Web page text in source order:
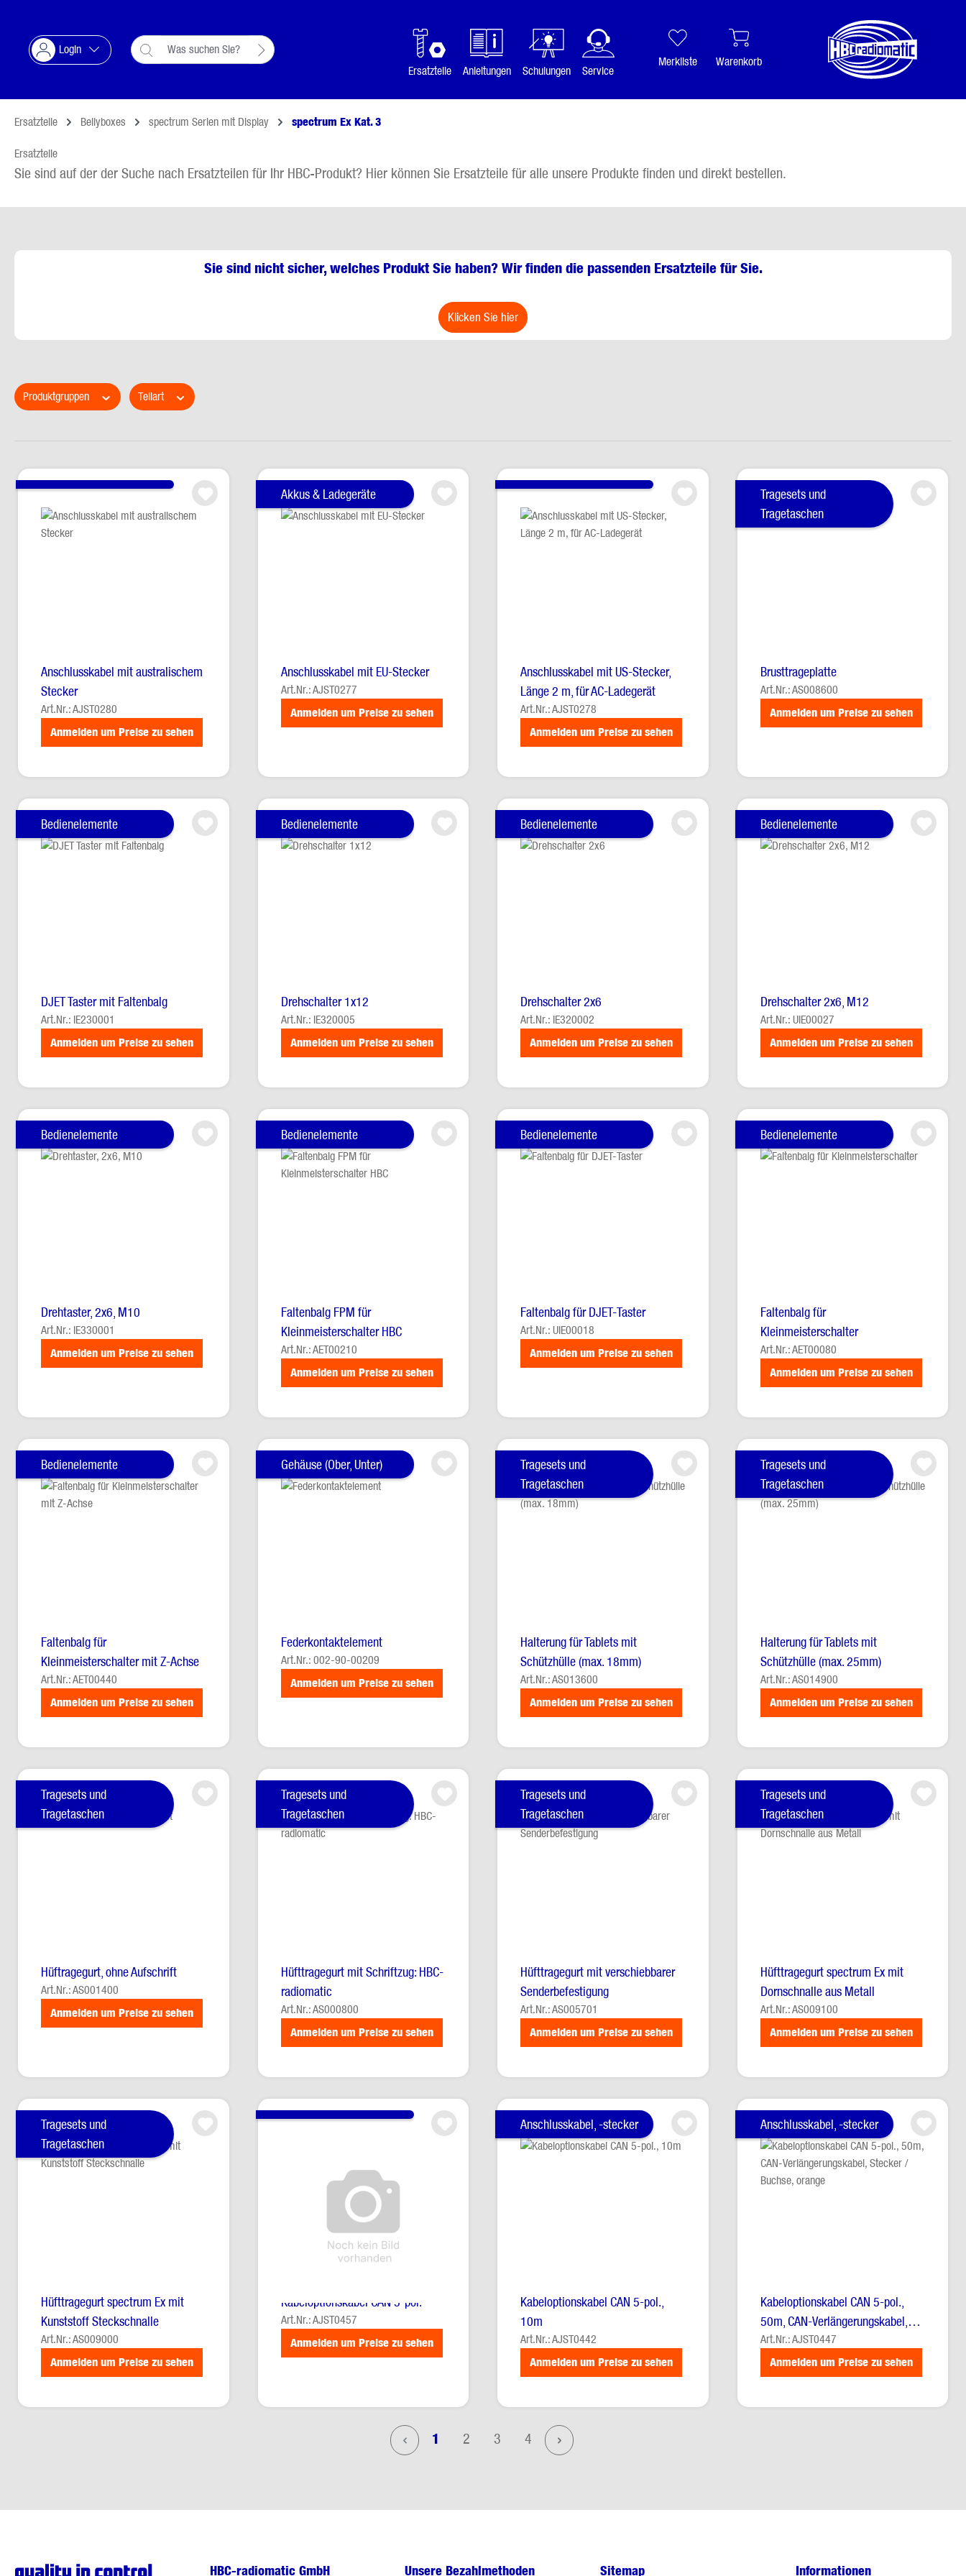
Login
Ersatzteile
Anleitungen Schulungen Service
Merkliste Warenkorb
Ersatzteile Bellyboxes spectrum Serien mit Display spectrum Ex Kat. 3
Ersatzteile
Sie sind auf der der Suche nach Ersatzteilen für Ihr HBC-Produkt? Hier können Sie Ersatzteile für alle unsere Produkte finden und direkt bestellen.
Sie sind nicht sicher, welches Produkt Sie haben? Wir finden die passenden Ersatzteile für Sie.
klicken Sie hier
Produktgruppen Teilart
Anschlusskabel mit australischem
Stecker
Art.Nr.: AJST0280
Anmelden um Preise zu sehen
Akkus & Ladegeräte
Anschlusskabel mit EU-Stecker
Art.Nr.: AJST0277
Anmelden um Preise zu sehen
Anschlusskabel mit US-Stecker,
Länge 2 m, für AC-Ladegerät
Art.Nr.: AJST0278
Anmelden um Preise zu sehen
Tragesets und
Tragetaschen
Brusttrageplatte
Art.Nr.: AS008600
Anmelden um Preise zu sehen
Bedienelemente
DJET Taster mit Faltenbalg
Art.Nr.: IE230001
Anmelden um Preise zu sehen
Bedienelemente
Drehschalter 1x12
Art.Nr.: IE320005
Anmelden um Preise zu sehen
Bedienelemente
Drehschalter 2x6
Art.Nr.: IE320002
Anmelden um Preise zu sehen
Bedienelemente
Drehschalter 2x6, M12
Art.Nr.: UIE00027
Anmelden um Preise zu sehen
Bedienelemente
Drehtaster, 2x6, M10
Art.Nr.: IE330001
Anmelden um Preise zu sehen
Bedienelemente
Faltenbalg FPM für
Kleinmeisterschalter HBC
Art.Nr.: AET00210
Anmelden um Preise zu sehen
Bedienelemente
Faltenbalg für DJET-Taster
Art.Nr.: UIE00018
Anmelden um Preise zu sehen
Bedienelemente
Faltenbalg für
Kleinmeisterschalter
Art.Nr.: AET00080
Anmelden um Preise zu sehen
Bedienelemente
Faltenbalg für
Kleinmeisterschalter mit Z-Achse
Art.Nr.: AET00440
Anmelden um Preise zu sehen
Gehäuse (Ober, Unter)
Federkontaktelement
Art.Nr.: 002-90-00209
Anmelden um Preise zu sehen
Tragesets und
Tragetaschen
Halterung für Tablets mit
Schützhülle (max. 18mm)
Art.Nr.: AS013600
Anmelden um Preise zu sehen
Tragesets und
Tragetaschen
Halterung für Tablets mit
Schützhülle (max. 25mm)
Art.Nr.: AS014900
Anmelden um Preise zu sehen
Tragesets und
Tragetaschen
Hüftragegurt, ohne Aufschrift
Art.Nr.: AS001400
Anmelden um Preise zu sehen
Tragesets und
Tragetaschen
Hüfttragegurt mit Schriftzug: HBC-
radiomatic
Art.Nr.: AS000800
Anmelden um Preise zu sehen
Tragesets und
Tragetaschen
Hüfttragegurt mit verschiebbarer
Senderbefestigung
Art.Nr.: AS005701
Anmelden um Preise zu sehen
Tragesets und
Tragetaschen
Hüfttragegurt spectrum Ex mit
Dornschnalle aus Metall
Art.Nr.: AS009100
Anmelden um Preise zu sehen
Tragesets und
Tragetaschen
Hüfttragegurt spectrum Ex mit
Kunststoff Steckschnalle
Art.Nr.: AS009000
Anmelden um Preise zu sehen
Kabeloptionskabel CAN 5-pol.
Art.Nr.: AJST0457
Anmelden um Preise zu sehen
Anschlusskabel, -stecker
Kabeloptionskabel CAN 5-pol.,
10m
Art.Nr.: AJST0442
Anmelden um Preise zu sehen
Anschlusskabel, -stecker
Kabeloptionskabel CAN 5-pol.,
50m, CAN-Verlängerungskabel,
Stecker / Buchse, orange
Art.Nr.: AJST0447
Anmelden um Preise zu sehen
Seite
1 Seite
2 Seite
3 Seite
4
HBC-radiomatic GmbH Unsere Bezahlmethoden Sitemap Informationen